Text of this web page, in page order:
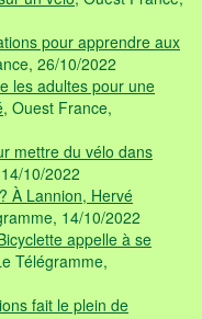
pour apprendre aux
26/10/2022
les adultes pour une
, Ouest France,
mettre du vélo dans
10/2022
À Lannion, Hervé
14/10/2022
appelle à se
Télégramme,
fait le plein de